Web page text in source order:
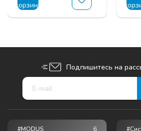
корзину
Подпишитесь на
#MODUS 6